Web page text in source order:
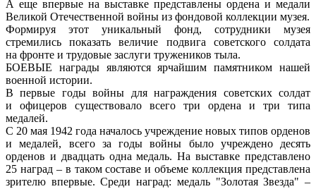
А еще впервые на выставке представлены ордена и медали
Великой Отечественной войны из фондовой коллекции музея.
Формируя этот уникальный фонд, сотрудники музея
стремились показать величие подвига советского солдата
на фронте и трудовые заслуги тружеников тыла.
БОЕВЫЕ награды являются ярчайшим памятником нашей
военной истории.
В первые годы войны для награждения советских солдат
и офицеров существовало всего три ордена и три типа
медалей.
С 20 мая 1942 года началось учреждение новых типов орденов
и медалей, всего за годы войны было учреждено десять
орденов и двадцать одна медаль. На выставке представлено
25 наград – в таком составе и объеме коллекция представлена
зрителю впервые. Среди наград: медаль "Золотая Звезда" –